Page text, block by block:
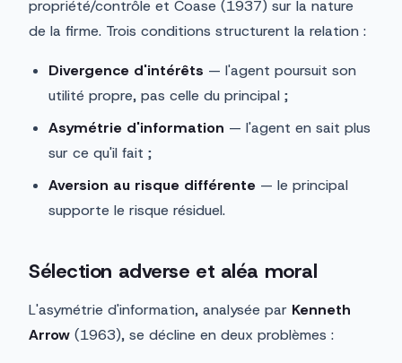
propriété/contrôle et Coase (1937) sur la nature
de la firme. Trois conditions structurent la relation :
Divergence d'intérêts — l'agent poursuit son
utilité propre, pas celle du principal ;
Asymétrie d'information — l'agent en sait plus
sur ce qu'il fait ;
Aversion au risque différente — le principal
supporte le risque résiduel.
Sélection adverse et aléa moral
L'asymétrie d'information, analysée par Kenneth
Arrow (1963), se décline en deux problèmes :